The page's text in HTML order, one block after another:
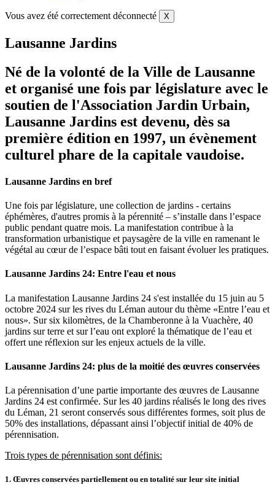
Vous avez été correctement déconnecté X
Lausanne Jardins
Né de la volonté de la Ville de Lausanne
et organisé une fois par législature avec le
soutien de l'Association Jardin Urbain,
Lausanne Jardins est devenu, dès sa
première édition en 1997, un évènement
culturel phare de la capitale vaudoise.
Lausanne Jardins en bref
Une fois par législature, une collection de jardins - certains
éphémères, d'autres promis à la pérennité – s’installe dans l’espace
public pendant quatre mois. La manifestation contribue à la
transformation urbanistique et paysagère de la ville en ramenant le
végétal au cœur de l’espace bâti tout en faisant évoluer les pratiques.
Lausanne Jardins 24: Entre l'eau et nous
La manifestation Lausanne Jardins 24 s'est installée du 15 juin au 5
octobre 2024 sur les rives du Léman autour du thème «Entre l’eau et
nous». Sur six kilomètres, de la Chamberonne à la Vuachère, 40
jardins sur terre et sur l’eau ont exploré la thématique de l’eau et
offert une réflexion sur les enjeux actuels de la ville.
Lausanne Jardins 24: plus de la moitié des œuvres conservées
La pérennisation d’une partie importante des œuvres de Lausanne
Jardins 24 est confirmée. Sur les 40 jardins réalisés le long des rives
du Léman, 21 seront conservés sous différentes formes, soit plus de
50% des installations, dépassant ainsi l’objectif initial de 40% de
pérennisation.
Trois types de pérennisation sont définis:
1. Œuvres conservées partiellement ou en totalité sur leur site initial